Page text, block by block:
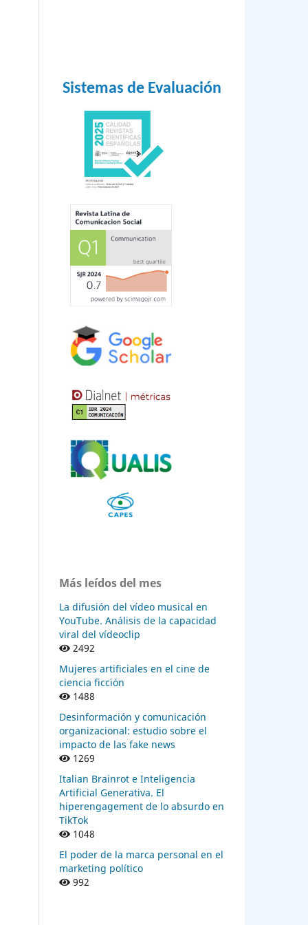
Sistemas de Evaluación
Más leídos del mes
La difusión del vídeo musical en
YouTube. Análisis de la capacidad
viral del vídeoclip
2492
Mujeres artificiales en el cine de
ciencia ficción
1488
Desinformación y comunicación
organizacional: estudio sobre el
impacto de las fake news
1269
Italian Brainrot e Inteligencia
Artificial Generativa. El
hiperengagement de lo absurdo en
TikTok
1048
El poder de la marca personal en el
marketing político
992